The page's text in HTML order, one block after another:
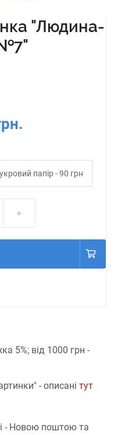
"Людина-
папір - 90 грн
5%; від 1000 грн -
- описані тут
- Новою поштою та